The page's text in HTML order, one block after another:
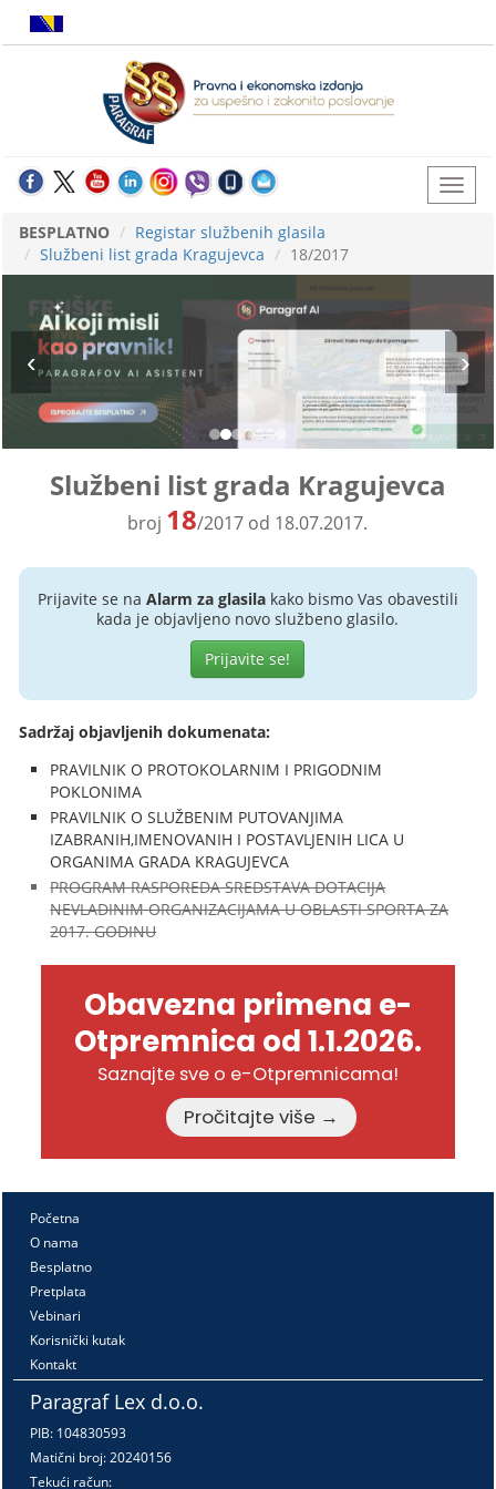
BESPLATNO
Registar službenih glasila
Službeni list grada Kragujevca
18/2017
Službeni list grada Kragujevca
broj 18/2017 od 18.07.2017.
Prijavite se na Alarm za glasilakako bismo Vas obavestili
kada je objavljeno novo službeno glasilo.
Prijavite se!
Sadržaj objavljenih dokumenata:
PRAVILNIK O PROTOKOLARNIM I PRIGODNIM
POKLONIMA
PRAVILNIK O SLUŽBENIM PUTOVANJIMA
IZABRANIH,IMENOVANIH I POSTAVLJENIH LICA U
ORGANIMA GRADA KRAGUJEVCA
PROGRAM RASPOREDA SREDSTAVA DOTACIJA
NEVLADINIM ORGANIZACIJAMA U OBLASTI SPORTA ZA
2017. GODINU
Obavezna primena e-
Otpremnica od 1.1.2026.
Saznajte sve o e-Otpremnicama!
Pročitajte više →
Početna
O nama
Besplatno
Pretplata
Vebinari
Korisnički kutak
Kontakt
Paragraf Lex d.o.o.
PIB: 104830593
Matični broj: 20240156
Tekući račun: